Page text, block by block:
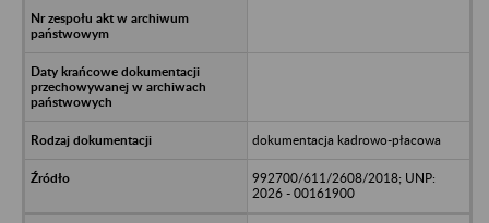
dokumentacja kadrowo-płacowa
992700/611/2608/2018; UNP:
2026 - 00161900